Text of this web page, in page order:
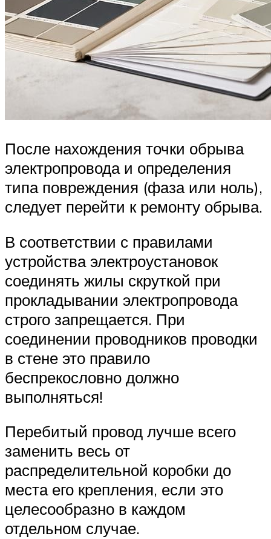
После нахождения точки обрыва
электропровода и определения
типа повреждения (фаза или ноль),
следует перейти к ремонту обрыва.
В соответствии с правилами
устройства электроустановок
соединять жилы скруткой при
прокладывании электропровода
строго запрещается. При
соединении проводников проводки
в стене это правило
беспрекословно должно
выполняться!
Перебитый провод лучше всего
заменить весь от
распределительной коробки до
места его крепления, если это
целесообразно в каждом
отдельном случае.